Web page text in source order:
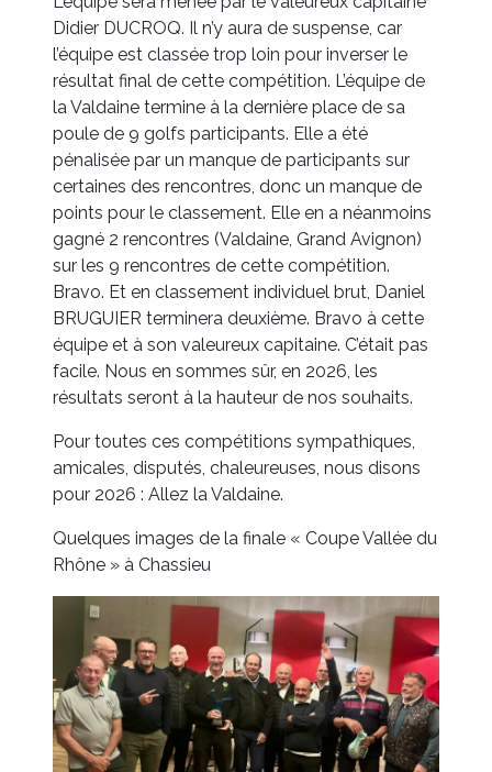
Didier DUCROQ. Il n’y aura de suspense, car
l’équipe est classée trop loin pour inverser le
résultat final de cette compétition. L’équipe de
la Valdaine termine à la dernière place de sa
poule de 9 golfs participants. Elle a été
pénalisée par un manque de participants sur
certaines des rencontres, donc un manque de
points pour le classement. Elle en a néanmoins
gagné 2 rencontres (Valdaine, Grand Avignon)
sur les 9 rencontres de cette compétition.
Bravo. Et en classement individuel brut, Daniel
BRUGUIER terminera deuxième. Bravo à cette
équipe et à son valeureux capitaine. C’était pas
facile. Nous en sommes sûr, en 2026, les
résultats seront à la hauteur de nos souhaits.
Pour toutes ces compétitions sympathiques,
amicales, disputés, chaleureuses, nous disons
pour 2026 : Allez la Valdaine.
Quelques images de la finale « Coupe Vallée du
Rhône » à Chassieu